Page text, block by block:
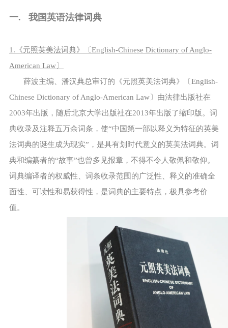
一. 我国英语法律词典
1.《元照英美法词典》〔English-Chinese Dictionary of Anglo-
American Law〕
薛波主编、潘汉典总审订的《元照英美法词典》〔English-
Chinese Dictionary of Anglo-American Law〕由法律出版社在
2003年出版，随后北京大学出版社在2013年出版了缩印版。词
典收录及注释五万余词条，使“中国第一部以释义为特征的英美
法词典的诞生成为现实”，是具有划时代意义的英美法词典。词
典和编纂者的“故事”也曾多见报章，不得不令人敬佩和敬仰。
词典编译者的权威性、词条收录范围的广泛性、释义的准确全
面性、可读性和易获得性，是词典的主要特点，极具参考价
值。